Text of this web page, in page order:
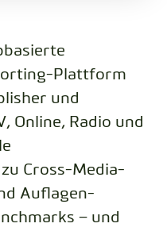
Plattform
und
Online, Radio und
Cross-Media-
Auflagen-
– und